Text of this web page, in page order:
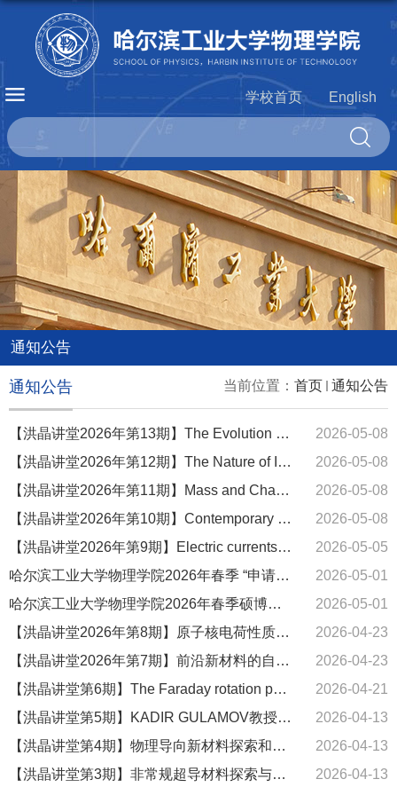
学校首页 English
通知公告
当前位置： 首页 通知公告
通知公告
【洪晶讲堂2026年第13期】The Evolution of Complex Systems and Problems of Plasma Physics
2026-05-08
【洪晶讲堂2026年第12期】The Nature of Informational Objects: From Neural Networks to Qi Energy
2026-05-08
【洪晶讲堂2026年第11期】Mass and Charge Transport in Oxides from Energy Conversion to Memristic Devices
2026-05-08
【洪晶讲堂2026年第10期】Contemporary Problems of the General Theory of Evolution
2026-05-08
【洪晶讲堂2026年第9期】Electric currentsin space and laboratory plasma
2026-05-05
哈尔滨工业大学物理学院2026年春季 “申请-考核”博士招生综合考核方案
2026-05-01
哈尔滨工业大学物理学院2026年春季硕博连读博士招生综合考核方案
2026-05-01
【洪晶讲堂2026年第8期】原子核电荷性质的精确描述和应用探索
2026-04-23
【洪晶讲堂2026年第7期】前沿新材料的自主研发模式与智能化研发系统
2026-04-23
【洪晶讲堂第6期】The Faraday rotation phenomenon in RIG films
2026-04-21
【洪晶讲堂第5期】KADIR GULAMOV教授学术报告
2026-04-13
【洪晶讲堂第4期】物理导向新材料探索和功能材料单晶生长
2026-04-13
【洪晶讲堂第3期】非常规超导材料探索与实用化
2026-04-13